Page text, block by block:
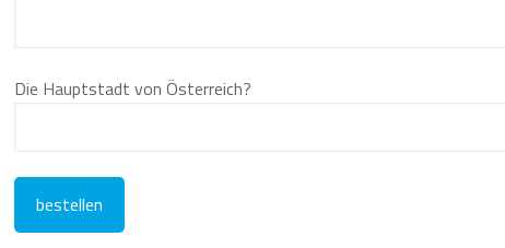
Die Hauptstadt von Österreich?